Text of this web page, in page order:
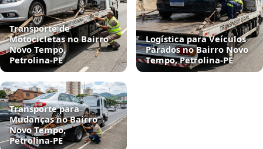
Transporte de
Motocicletas no Bairro
Novo Tempo,
Petrolina‑PE
Logística para Veículos
Parados no Bairro Novo
Tempo, Petrolina‑PE
Transporte para
Mudanças no Bairro
Novo Tempo,
Petrolina‑PE